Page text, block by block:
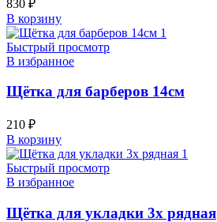
830 ₽
В корзину
Быстрый просмотр
В избранное
Щётка для барберов 14см
210 ₽
В корзину
Быстрый просмотр
В избранное
Щётка для укладки 3х рядная